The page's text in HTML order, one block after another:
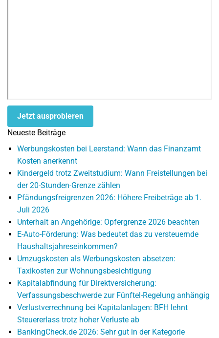
Jetzt ausprobieren
Neueste Beiträge
Werbungskosten bei Leerstand: Wann das Finanzamt
Kosten anerkennt
Kindergeld trotz Zweitstudium: Wann Freistellungen bei
der 20-Stunden-Grenze zählen
Pfändungsfreigrenzen 2026: Höhere Freibeträge ab 1.
Juli 2026
Unterhalt an Angehörige: Opfergrenze 2026 beachten
E-Auto-Förderung: Was bedeutet das zu versteuernde
Haushaltsjahreseinkommen?
Umzugskosten als Werbungskosten absetzen:
Taxikosten zur Wohnungsbesichtigung
Kapitalabfindung für Direktversicherung:
Verfassungsbeschwerde zur Fünftel-Regelung anhängig
Verlustverrechnung bei Kapitalanlagen: BFH lehnt
Steuererlass trotz hoher Verluste ab
BankingCheck.de 2026: Sehr gut in der Kategorie